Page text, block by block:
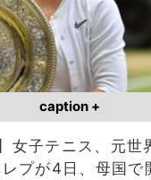
caption +
女子テニス、元世
プが4日、母国で